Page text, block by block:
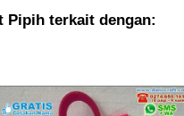
Pipih terkait dengan: